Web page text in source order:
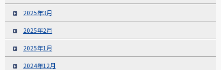
2025年3月
2025年2月
2025年1月
2024年12月